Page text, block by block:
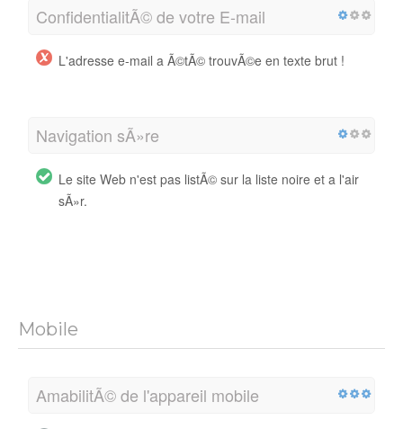
ConfidentialitÃ© de votre E-mail
L'adresse e-mail a Ã©tÃ© trouvÃ©e en texte brut !
Navigation sÃ»re
Le site Web n'est pas listÃ© sur la liste noire et a l'air
sÃ»r.
Mobile
AmabilitÃ© de l'appareil mobile